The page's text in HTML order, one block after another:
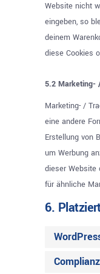
Website nicht
eingeben, so
deinem
diese Cookies
5.2 Marketing-
Marketing- /
eine andere
Erstellung von
um Werbung
dieser Website
für ähnliche
6.
Complianz